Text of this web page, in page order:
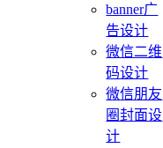
banner广
告设计
微信二维
码设计
微信朋友
圈封面设
计